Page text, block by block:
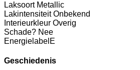
Laksoort Metallic
Lakintensiteit Onbekend
Interieurkleur Overig
Schade? Nee
Energielabel E
Geschiedenis